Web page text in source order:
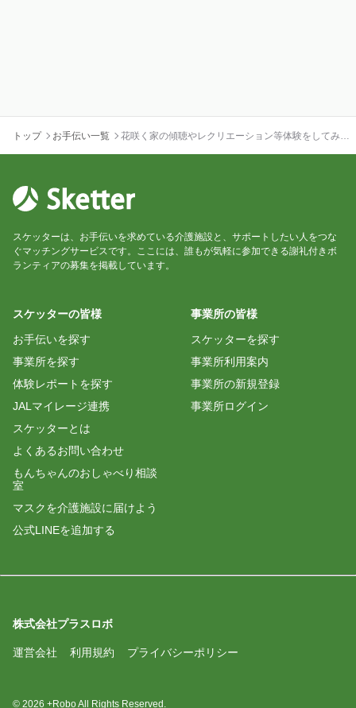
トップ お手伝い一覧
花咲く家の傾聴やレクリエーション等体験をしてみま
スケッターは、お手伝いを求めている介護施設と、サポートしたい人をつな
ぐマッチングサービスです。ここには、誰もが気軽に参加できる謝礼付きボ
ランティアの募集を掲載しています。
スケッターの皆様
お手伝いを探す
事業所を探す
体験レポートを探す
JALマイレージ連携
スケッターとは
よくあるお問い合わせ
もんちゃんのおしゃべり相談
室
マスクを介護施設に届けよう
公式LINEを追加する
事業所の皆様
スケッターを探す
事業所利用案内
事業所の新規登録
事業所ログイン
株式会社プラスロボ
運営会社 利用規約 プライバシーポリシー
© 2026 +Robo All Rights Reserved.